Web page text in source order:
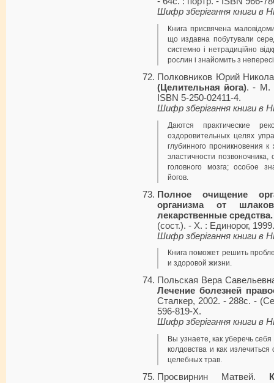
Шифр зберігання книги в
Книга присвячена
що издавна побутували
системно і нетрадиційно
рослин і знайомить з
Полковников Юрий
(Целительная йога). - М.
ISBN 5-250-02411-4.
Шифр зберігання книги в
Даются практические
оздоровительных целях
глубинного проникновения
эластичности позвоночника,
головного мозга; особое
йогов.
Полное очищение
организма от
лекарственные
(сост.). - Х. : Единорог,
Шифр зберігання книги в
Книга поможет решить
и здоровой жизни.
Польская Вера
Лечение болезней
Сталкер, 2002. - 288с. -
596-819-Х.
Шифр зберігання книги в
Вы узнаете, как уберечь
колдовства и как
целебных трав.
Просвирнин Матвей.